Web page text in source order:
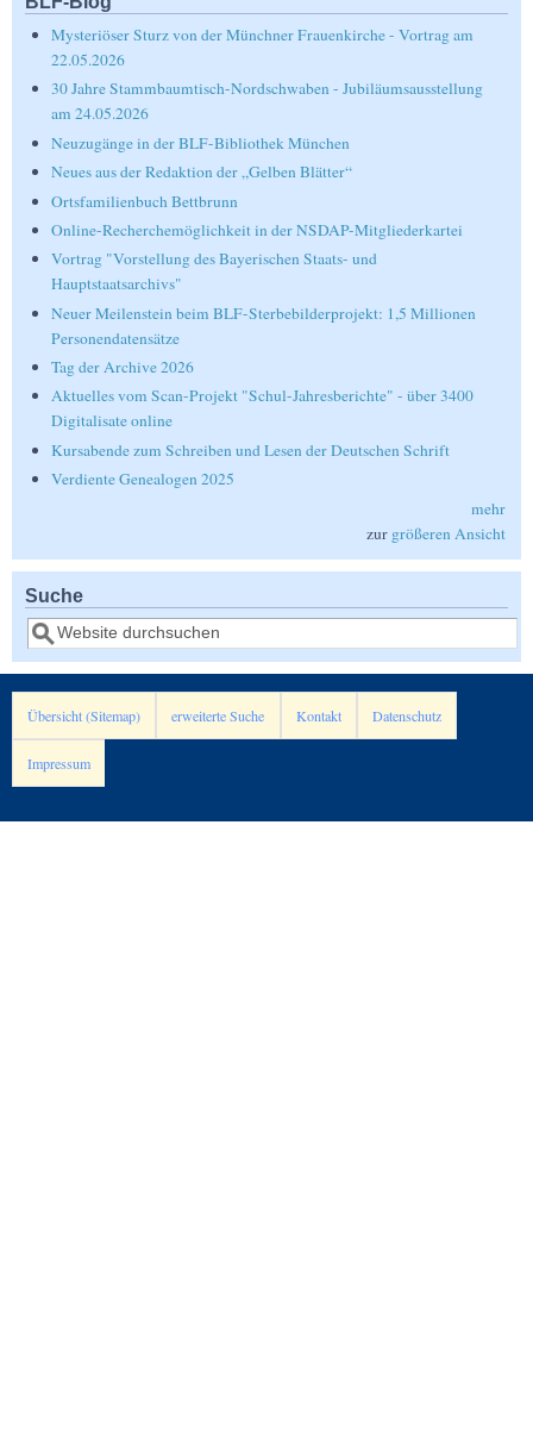
Mysteriöser Sturz von der Münchner Frauenkirche - Vortrag am
22.05.2026
30 Jahre Stammbaumtisch-Nordschwaben - Jubiläumsausstellung
am 24.05.2026
Neuzugänge in der BLF-Bibliothek München
Neues aus der Redaktion der „Gelben Blätter“
Ortsfamilienbuch Bettbrunn
Online-Recherchemöglichkeit in der NSDAP-Mitgliederkartei
Vortrag "Vorstellung des Bayerischen Staats- und
Hauptstaatsarchivs"
Neuer Meilenstein beim BLF-Sterbebilderprojekt: 1,5 Millionen
Personendatensätze
Tag der Archive 2026
Aktuelles vom Scan-Projekt "Schul-Jahresberichte" - über 3400
Digitalisate online
Kursabende zum Schreiben und Lesen der Deutschen Schrift
Verdiente Genealogen 2025
mehr
zur größeren Ansicht
Suche
Suche
Übersicht (Sitemap) erweiterte Suche Kontakt Datenschutz
Impressum